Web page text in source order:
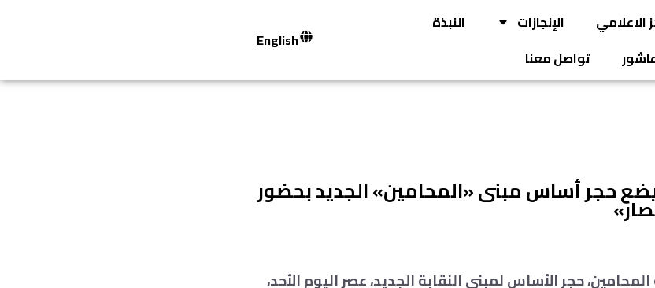
الاعلامي الإنجازات
النبذة
تواصل معنا
English
حجر أساس مبنى «المحامين» الجديد بحضور
حجر الأساس لمبنى النقابة الجديد، عصر اليوم الأحد،